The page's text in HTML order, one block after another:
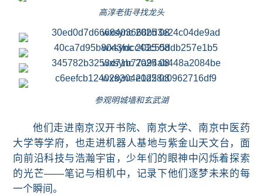
高淳老街寻找龙头
参观明城墙和玄武湖
他们走进南京汉开书院、南京大学、 南京中医药
大学等学府，也走进机器人基地与紫金山天文台，面
向前沿科技与浩瀚宇宙，少年们的眼神中闪烁着探索
的光芒——笔记与相机中，记录下他们逐梦未来的每
一个瞬间。